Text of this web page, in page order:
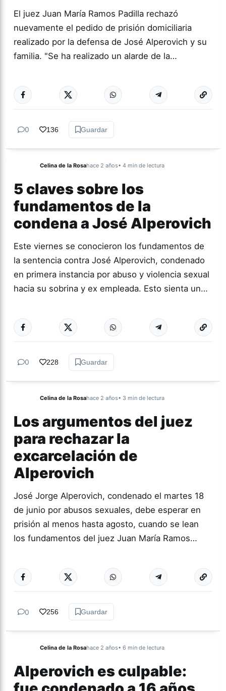
El juez Juan María Ramos Padilla rechazó
nuevamente el pedido de prisión domiciliaria
realizado por la defensa de José Alperovich y su
familia. "Se ha realizado un alarde de la…
GÉNERO Y
DIVERSIDAD
Más
0 136 Guardar
Celina de la Rosahace 2 años• 4 min de lectura
5 claves sobre los
fundamentos de la
condena a José Alperovich
Este viernes se conocieron los fundamentos de
la sentencia contra José Alperovich, condenado
en primera instancia por abuso y violencia sexual
hacia su sobrina y ex empleada. Esto sienta un…
ACTUALIDAD Más
0 228 Guardar
Celina de la Rosahace 2 años• 3 min de lectura
Los argumentos del juez
para rechazar la
excarcelación de
Alperovich
José Jorge Alperovich, condenado el martes 18
de junio por abusos sexuales, debe esperar en
prisión al menos hasta agosto, cuando se lean
los fundamentos del juez Juan María Ramos…
GÉNERO Y
DIVERSIDAD
Más
0 256 Guardar
Celina de la Rosahace 2 años• 6 min de lectura
Alperovich es culpable: